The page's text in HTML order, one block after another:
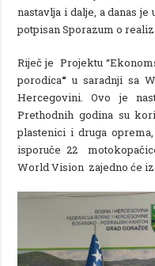
nastavlja i dalje, a danas
potpisan Sporazum o
Riječ je Projektu
porodica“ u saradnji sa
Hercegovini. Ovo je
Prethodnih godina su
plastenici i druga
isporuče 22
World Vision zajedno će